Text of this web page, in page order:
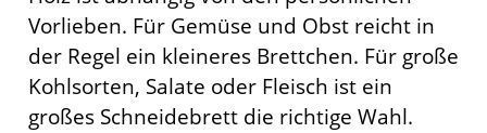
Vorlieben. Für Gemüse und Obst reicht in
der Regel ein kleineres Brettchen. Für große
Kohlsorten, Salate oder Fleisch ist ein
großes Schneidebrett die richtige Wahl.